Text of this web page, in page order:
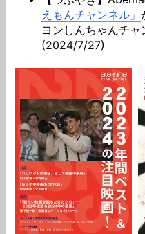
えもんチャンネル」
ヨンしんちゃんチャ
(2024/7/27)